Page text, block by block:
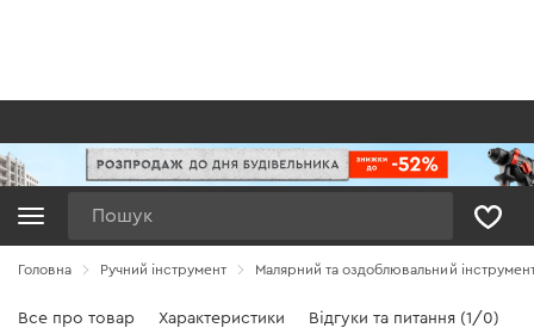
Головна Ручний інструмент Малярний та оздоблювальний
Все про товар Характеристики Відгуки та питання (1/0)